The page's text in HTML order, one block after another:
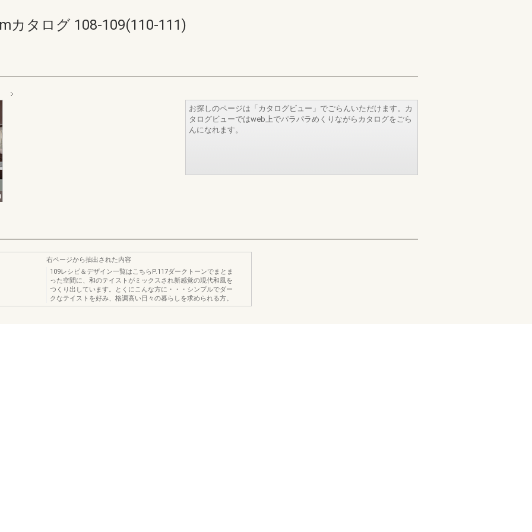
カタログ 108-109(110-111)
お探しのページは「カタログビュー」でごらんいただけます。カ
タログビューではweb上でパラパラめくりながらカタログをごら
んになれます。
右ページから抽出された内容
109レシピ＆デザイン一覧はこちらP.117ダークトーンでまとま
った空間に、和のテイストがミックスされ新感覚の現代和風を
つくり出しています。とくにこんな方に・・・シンプルでダー
クなテイストを好み、格調高い日々の暮らしを求められる方。